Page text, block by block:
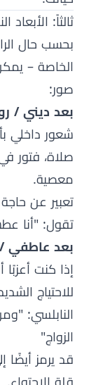
ثالثاً:
بحسب حال
الخاصة –
صور:
بعد ديني /
شعور داخلي
صلاة، فتور
معصية.
تعبير عن
تقول: "أنا
بعد عاطفي
إذا كنت
للاحتياج
النابلسي:
الزواج"
قد يرمز